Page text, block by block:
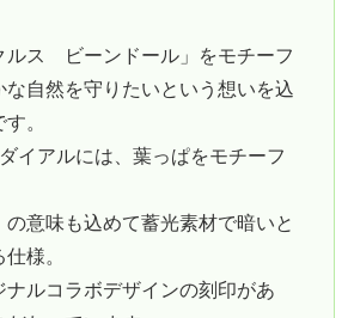
ルス ビーンドール」をモチーフ
な自然を守りたいという想いを込
。
イアルには、葉っぱをモチーフ
の意味も込めて蓄光素材で暗いと
様。
ナルコラボデザインの刻印があ